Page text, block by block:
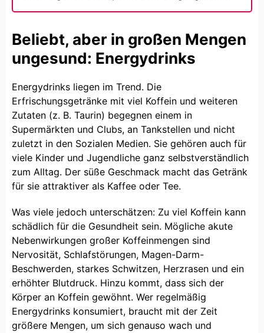
Beliebt, aber in großen Mengen
ungesund: Energydrinks
Energydrinks liegen im Trend. Die
Erfrischungsgetränke mit viel Koffein und weiteren
Zutaten (z. B. Taurin) begegnen einem in
Supermärkten und Clubs, an Tankstellen und nicht
zuletzt in den Sozialen Medien. Sie gehören auch für
viele Kinder und Jugendliche ganz selbstverständlich
zum Alltag. Der süße Geschmack macht das Getränk
für sie attraktiver als Kaffee oder Tee.
Was viele jedoch unterschätzen: Zu viel Koffein kann
schädlich für die Gesundheit sein. Mögliche akute
Nebenwirkungen großer Koffeinmengen sind
Nervosität, Schlafstörungen, Magen-Darm-
Beschwerden, starkes Schwitzen, Herzrasen und ein
erhöhter Blutdruck. Hinzu kommt, dass sich der
Körper an Koffein gewöhnt. Wer regelmäßig
Energydrinks konsumiert, braucht mit der Zeit
größere Mengen, um sich genauso wach und